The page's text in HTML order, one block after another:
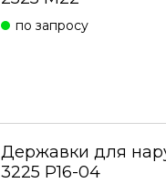
по запросу
Державки для
3225 P16-04